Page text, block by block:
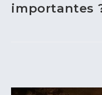
importantes